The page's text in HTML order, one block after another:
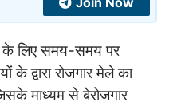
के लिए समय-समय पर
के द्वारा रोजगार मेले का
माध्यम से बेरोजगार